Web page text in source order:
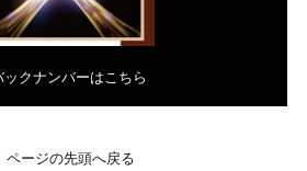
ックナンバーはこちら
ページの先頭へ戻る